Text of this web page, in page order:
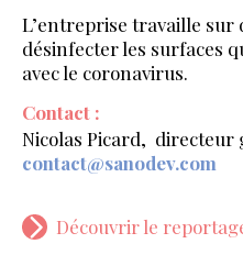
L’entreprise travaille sur
désinfecter les surfaces
avec le coronavirus.
Contact :
Nicolas Picard, directeur
contact@sanodev.com
Découvrir le